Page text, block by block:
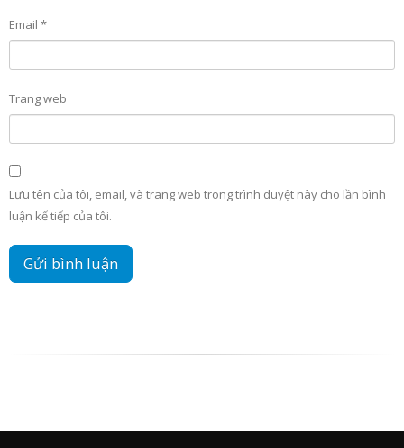
Email *
Trang web
Lưu tên của tôi, email, và trang web trong trình duyệt này cho lần bình
luận kế tiếp của tôi.